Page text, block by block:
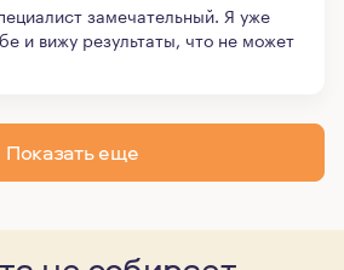
замечательный. Я уже
и вижу результаты, что не может
Показать еще